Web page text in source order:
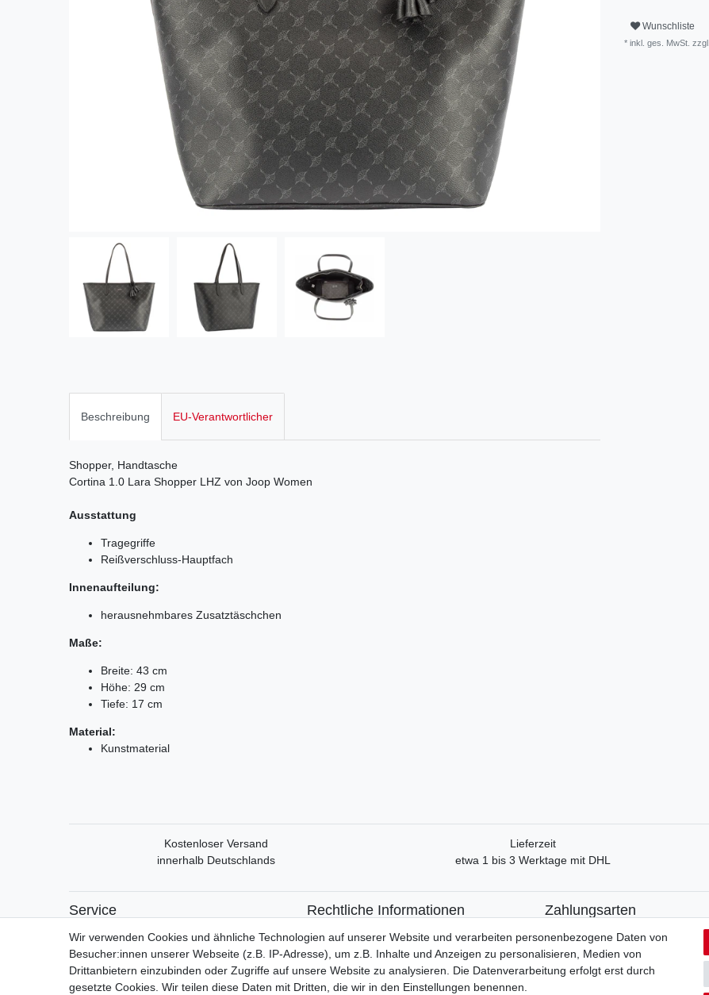
Wunschliste
* inkl. ges. MwSt. zzgl.
Beschreibung EU-Verantwortlicher
Shopper, Handtasche
Cortina 1.0 Lara Shopper LHZ von Joop Women
Ausstattung
Tragegriffe
Reißverschluss-Hauptfach
Innenaufteilung:
herausnehmbares Zusatztäschchen
Maße:
Breite: 43 cm
Höhe: 29 cm
Tiefe: 17 cm
Material:
Kunstmaterial
Kostenloser Versand
innerhalb Deutschlands
Lieferzeit
etwa 1 bis 3 Werktage mit DHL
Service
Mein Konto
Versand & Retoure
Rechtliche Informationen
Widerrufsrecht
Widerrufsformular
Datenschutzerklärung
AGB
Zahlungsarten
Paypal
Kreditkarte
Lastschrift
Wir verwenden Cookies und ähnliche Technologien auf unserer Website und verarbeiten personenbezogene Daten von
Besucher:innen unserer Webseite (z.B. IP-Adresse), um z.B. Inhalte und Anzeigen zu personalisieren, Medien von
Drittanbietern einzubinden oder Zugriffe auf unsere Website zu analysieren. Die Datenverarbeitung erfolgt erst durch
gesetzte Cookies. Wir teilen diese Daten mit Dritten, die wir in den Einstellungen benennen.